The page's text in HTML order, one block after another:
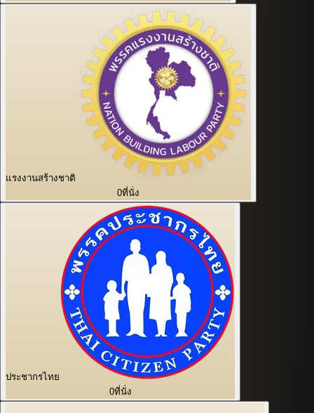
แรงงานสร้างชาติ
0ที่นั่ง
ประชากรไทย
0ที่นั่ง